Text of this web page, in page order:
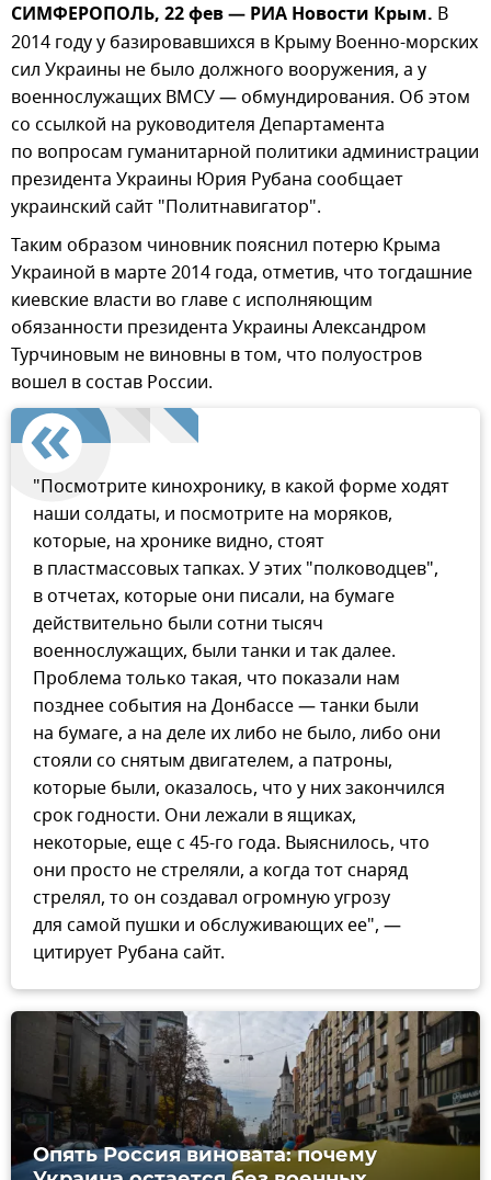
СИМФЕРОПОЛЬ, 22 фев — РИА Новости Крым. В
2014 году у базировавшихся в Крыму Военно-морских
сил Украины не было должного вооружения, а у
военнослужащих ВМСУ — обмундирования. Об этом
со ссылкой на руководителя Департамента
по вопросам гуманитарной политики администрации
президента Украины Юрия Рубана сообщает
украинский сайт "Политнавигатор".
Таким образом чиновник пояснил потерю Крыма
Украиной в марте 2014 года, отметив, что тогдашние
киевские власти во главе с исполняющим
обязанности президента Украины Александром
Турчиновым не виновны в том, что полуостров
вошел в состав России.
"Посмотрите кинохронику, в какой форме ходят
наши солдаты, и посмотрите на моряков,
которые, на хронике видно, стоят
в пластмассовых тапках. У этих "полководцев",
в отчетах, которые они писали, на бумаге
действительно были сотни тысяч
военнослужащих, были танки и так далее.
Проблема только такая, что показали нам
позднее события на Донбассе — танки были
на бумаге, а на деле их либо не было, либо они
стояли со снятым двигателем, а патроны,
которые были, оказалось, что у них закончился
срок годности. Они лежали в ящиках,
некоторые, еще с 45-го года. Выяснилось, что
они просто не стреляли, а когда тот снаряд
стрелял, то он создавал огромную угрозу
для самой пушки и обслуживающих ее", —
цитирует Рубана сайт.
Опять Россия виновата: почему